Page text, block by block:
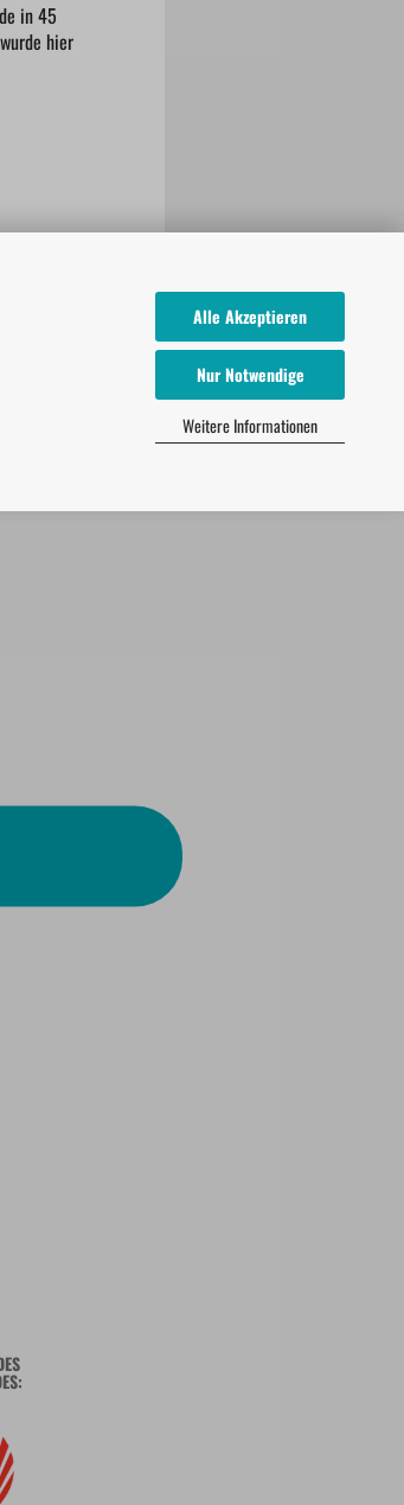
Alle Akzeptieren
Nur Notwendige
Weitere Informationen
in 45
hier